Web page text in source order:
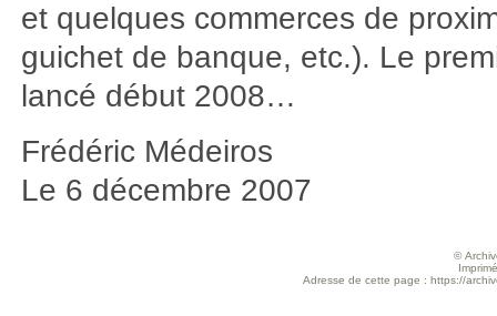
et quelques commerces de
guichet de banque, etc.). Le
lancé début 2008…
Frédéric Médeiros
Le 6 décembre 2007
©
Adresse de cette page : https://